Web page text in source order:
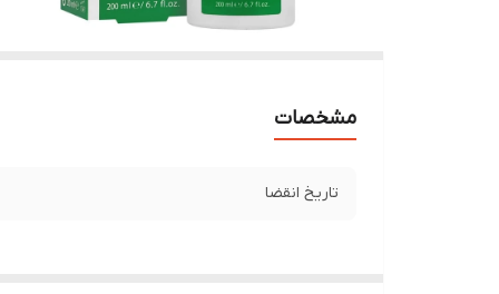
مشخصات
تاریخ انقضا